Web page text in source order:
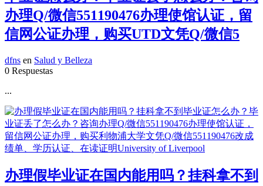
办理Q/微信551190476办理使馆认证，留
信网公证办理，购买UTD文凭Q/微信5
dfns en Salud y Belleza
0 Respuestas
...
办理假毕业证在国内能用吗？挂科拿不到